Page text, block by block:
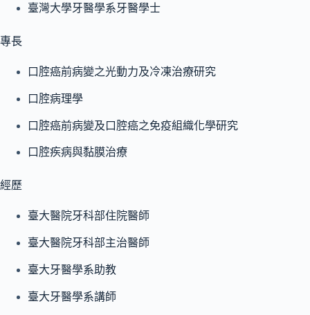
臺灣大學牙醫學系牙醫學士
專長
口腔癌前病變之光動力及冷凍治療研究
口腔病理學
口腔癌前病變及口腔癌之免疫組織化學研究
口腔疾病與黏膜治療
經歷
臺大醫院牙科部住院醫師
臺大醫院牙科部主治醫師
臺大牙醫學系助教
臺大牙醫學系講師